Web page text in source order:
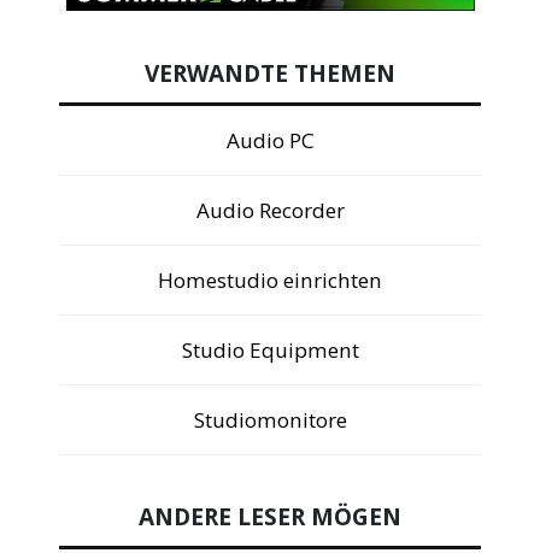
VERWANDTE THEMEN
Audio PC
Audio Recorder
Homestudio einrichten
Studio Equipment
Studiomonitore
ANDERE LESER MÖGEN